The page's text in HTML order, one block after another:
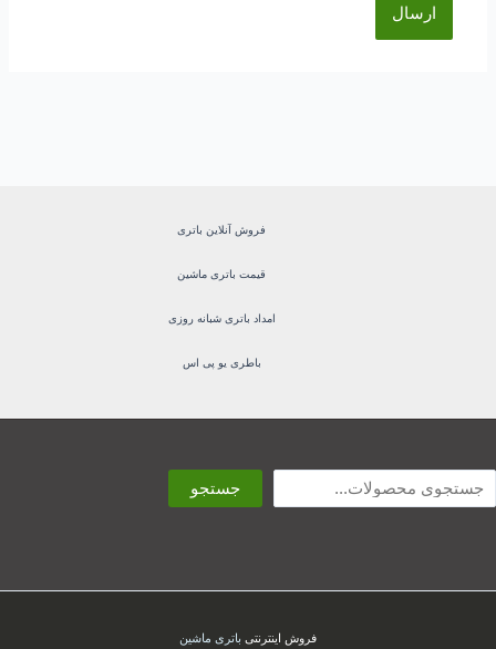
فروش آنلاین باتری
قیمت باتری ماشین
امداد باتری شبانه روزی
باطری یو پی اس
جستجو
فروش اینترنتی باتری ماشین